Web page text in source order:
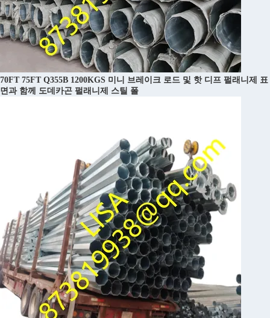
70FT 75FT Q355B 1200KGS 미니 브레이크 로드 및 핫 디프 펄래니제 표
면과 함께 도데카곤 펄래니제 스틸 폴